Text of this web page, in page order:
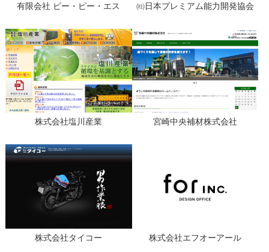
有限会社 ピー・ピー・エス ㈳日本プレミアム能力開発協会
株式会社塩川産業 宮崎中央補材株式会社
株式会社タイコー 株式会社エフオーアール